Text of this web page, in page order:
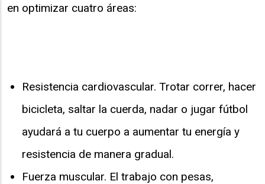
en optimizar cuatro áreas:
Resistencia cardiovascular. Trotar correr, hacer
bicicleta, saltar la cuerda, nadar o jugar fútbol
ayudará a tu cuerpo a aumentar tu energía y
resistencia de manera gradual.
Fuerza muscular. El trabajo con pesas,